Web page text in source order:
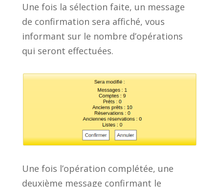
Une fois la sélection faite, un message
de confirmation sera affiché, vous
informant sur le nombre d’opérations
qui seront effectuées.
Une fois l’opération complétée, une
deuxième message confirmant le